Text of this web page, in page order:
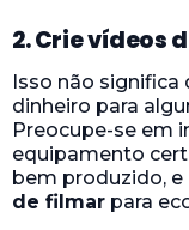
2. Crie vídeos
Isso não
dinheiro para
Preocupe-se em
equipamento
bem produzido, e
de filmar para